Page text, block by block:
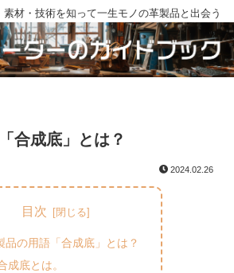
材・技術を知って一生モノの革製品と出会う
合成底」とは？
2024.02.26
目次
品の用語「合成底」とは？
成底とは。